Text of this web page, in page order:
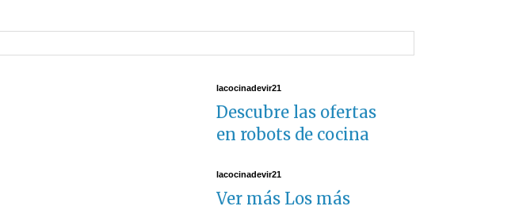
lacocinadevir21
Descubre las ofertas
en robots de cocina
lacocinadevir21
Ver más Los más